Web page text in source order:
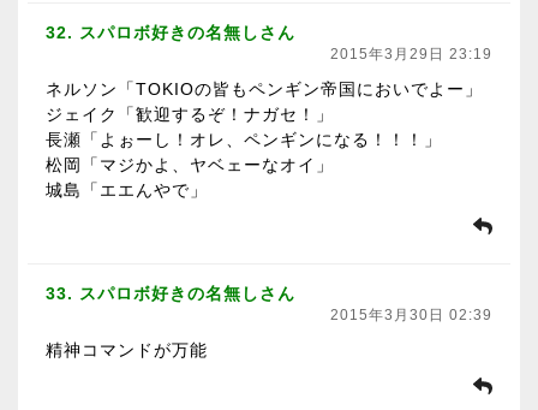
32. スパロボ好きの名無しさん
2015年3月29日 23:19
ネルソン「TOKIOの皆もペンギン帝国においでよー」
ジェイク「歓迎するぞ！ナガセ！」
長瀬「よぉーし！オレ、ペンギンになる！！！」
松岡「マジかよ、ヤベェーなオイ」
城島「エエんやで」
33. スパロボ好きの名無しさん
2015年3月30日 02:39
精神コマンドが万能